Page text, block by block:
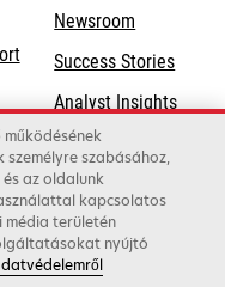
opens
a
new
tab
Newsroom
Success Stories
Analyst Insights
Company
szabásához,
az oldalunk
kapcsolatos
média területén
nyújtó